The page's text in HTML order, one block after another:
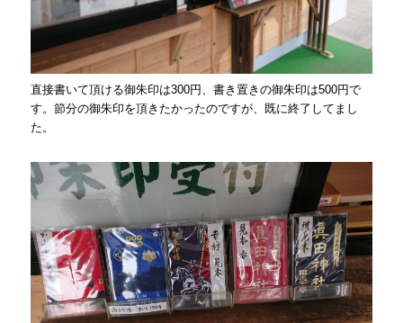
直接書いて頂ける御朱印は300円、書き置きの御朱印は500円で
す。節分の御朱印を頂きたかったのですが、既に終了してまし
た。